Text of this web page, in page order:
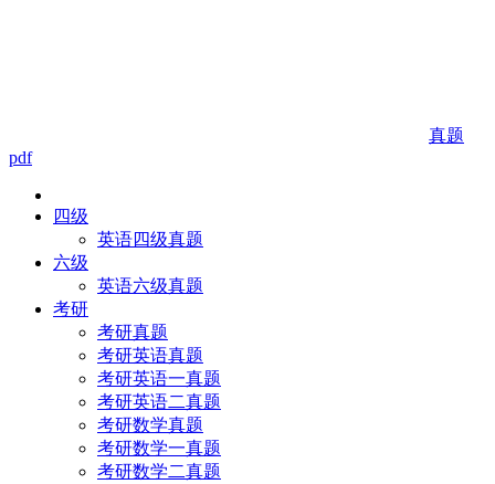
真题
pdf
四级
英语四级真题
六级
英语六级真题
考研
考研真题
考研英语真题
考研英语一真题
考研英语二真题
考研数学真题
考研数学一真题
考研数学二真题